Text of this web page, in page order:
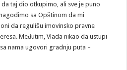
taj dio otkupimo, ali sve je puno
sa Opštinom da mi
da regulišu imovinsko pravne
Međutim, Vlada nikao da ustupi
nama ugovori gradnju puta –